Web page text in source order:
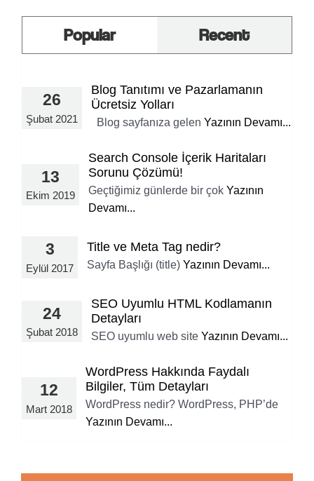
Popular Recent
26
Şubat 2021
Blog Tanıtımı ve Pazarlamanın
Ücretsiz Yolları
Blog sayfanıza gelen Yazının Devamı...
13
Ekim 2019
Search Console İçerik Haritaları
Sorunu Çözümü!
Geçtiğimiz günlerde bir çok Yazının
Devamı...
3
Eylül 2017
Title ve Meta Tag nedir?
Sayfa Başlığı (title) Yazının Devamı...
24
Şubat 2018
SEO Uyumlu HTML Kodlamanın
Detayları
SEO uyumlu web site Yazının Devamı...
12
Mart 2018
WordPress Hakkında Faydalı
Bilgiler, Tüm Detayları
WordPress nedir? WordPress, PHP’de
Yazının Devamı...